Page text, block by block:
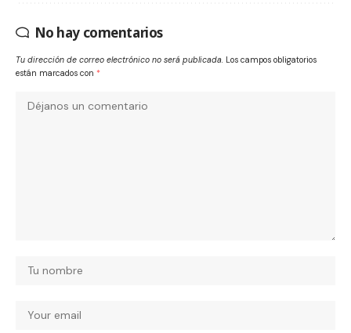
No hay comentarios
Tu dirección de correo electrónico no será publicada. Los campos obligatorios
están marcados con *